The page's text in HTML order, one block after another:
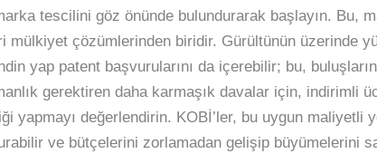
tescilini göz önünde bulundurarak başlayın. Bu,
çözümlerinden biridir. Gürültünün üzerinde
yap patent başvurularını da içerebilir; bu,
gerektiren daha karmaşık davalar için, indirimli
değerlendirin. KOBİ’ler, bu uygun maliyetli
ve bütçelerini zorlamadan gelişip büyümelerini